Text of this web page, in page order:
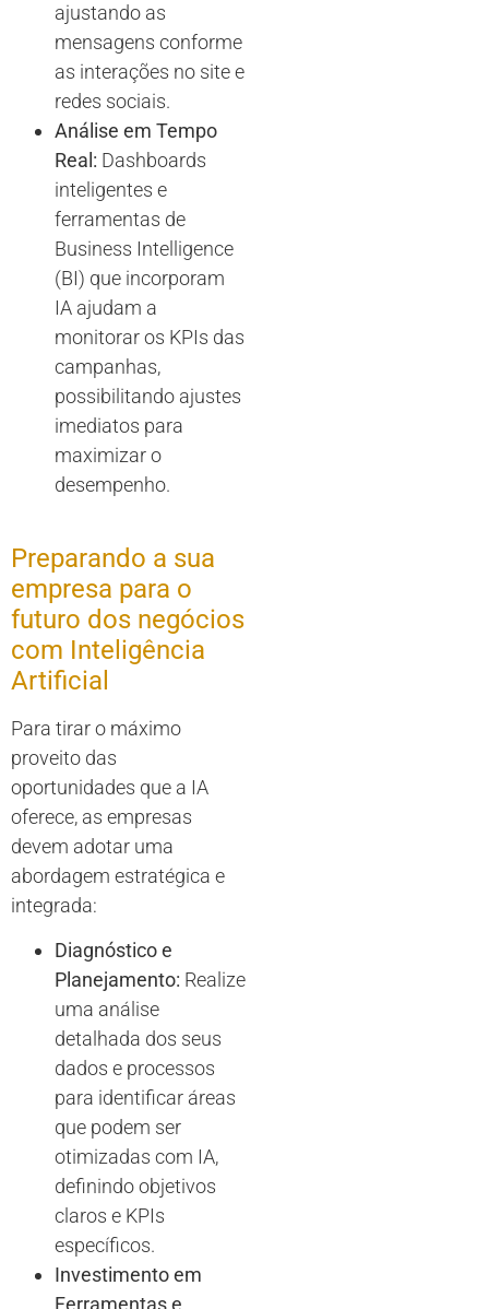
ajustando as
mensagens conforme
as interações no site e
redes sociais.
Análise em Tempo
Real: Dashboards
inteligentes e
ferramentas de
Business Intelligence
(BI) que incorporam
IA ajudam a
monitorar os KPIs das
campanhas,
possibilitando ajustes
imediatos para
maximizar o
desempenho.
Preparando a sua
empresa para o
futuro dos negócios
com Inteligência
Artificial
Para tirar o máximo
proveito das
oportunidades que a IA
oferece, as empresas
devem adotar uma
abordagem estratégica e
integrada:
Diagnóstico e
Planejamento: Realize
uma análise
detalhada dos seus
dados e processos
para identificar áreas
que podem ser
otimizadas com IA,
definindo objetivos
claros e KPIs
específicos.
Investimento em